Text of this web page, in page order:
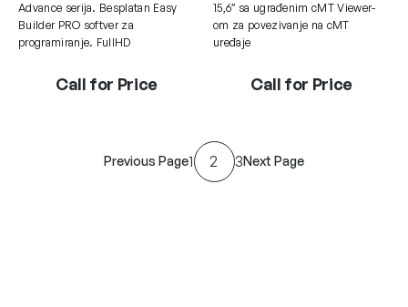
Advance serija. Besplatan Easy
Builder PRO softver za
programiranje. FullHD
Call for Price
15,6″ sa ugrađenim cMT Viewer-
om za povezivanje na cMT
uređaje
Call for Price
Previous Page1 2 3Next Page